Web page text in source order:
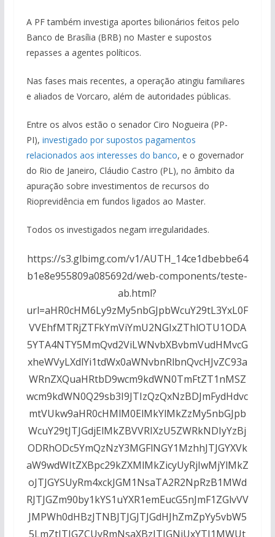
A PF também investiga aportes bilionários feitos pelo
Banco de Brasília (BRB) no Master e supostos
repasses a agentes políticos.
Nas fases mais recentes, a operação atingiu familiares
e aliados de Vorcaro, além de autoridades públicas.
Entre os alvos estão o senador Ciro Nogueira (PP-
PI), investigado por supostos pagamentos
relacionados aos interesses do banco, e o governador
do Rio de Janeiro, Cláudio Castro (PL), no âmbito da
apuração sobre investimentos de recursos do
Rioprevidência em fundos ligados ao Master.
Todos os investigados negam irregularidades.
https://s3.glbimg.com/v1/AUTH_14ce1dbebbe64
b1e8e955809a085692d/web-components/teste-
ab.html?
url=aHR0cHM6Ly9zMy5nbGJpbWcuY29tL3YxL0F
VVEhfMTRjZTFkYmViYmU2NGIxZThlOTU1ODA
5YTA4NTY5MmQvd2ViLWNvbXBvbmVudHMvcG
xheWVyLXdlYi1tdWx0aWNvbnRlbnQvcHJvZC93a
WRnZXQuaHRtbD9wcm9kdWN0TmFtZT1nMSZ
wcm9kdWN0Q29sb3I9JTIzQzQxNzBDJmFydHdvc
mtVUkw9aHR0cHMlM0ElMkYlMkZzMy5nbGJpb
WcuY29tJTJGdjElMkZBVVRIXzU5ZWRkNDIyYzBj
ODRhODc5YmQzNzY3MGFlNGY1MzhhJTJGYXVk
aW9wdWItZXBpc29kZXMlMkZicyUyRjIwMjYlMkZ
oJTJGYSUyRm4xckJGM1NsaTA2R2NpRzB1MWd
RJTJGZm90by1kYS1uYXR1emEucG5nJmF1ZGlvVV
JMPWh0dHBzJTNBJTJGJTJGdHJhZmZpYy5vbW5
5LmZtJTJGZCUyRmNsaXBzJTJGNjUxYTI1MWUt